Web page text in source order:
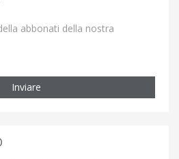
abbonati della nostra
Inviare